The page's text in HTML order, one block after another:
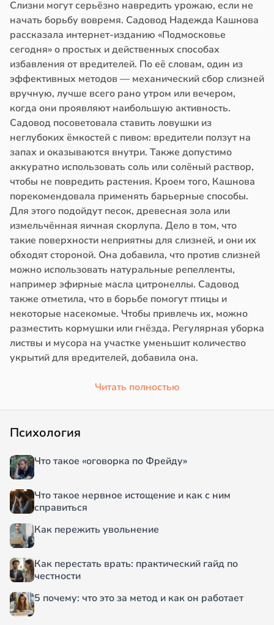
Слизни могут серьёзно навредить урожаю, если не
начать борьбу вовремя. Садовод Надежда Кашнова
рассказала интернет-изданию «Подмосковье
сегодня» о простых и действенных способах
избавления от вредителей. По её словам, один из
эффективных методов — механический сбор слизней
вручную, лучше всего рано утром или вечером,
когда они проявляют наибольшую активность.
Садовод посоветовала ставить ловушки из
неглубоких ёмкостей с пивом: вредители ползут на
запах и оказываются внутри. Также допустимо
аккуратно использовать соль или солёный раствор,
чтобы не повредить растения. Кроем того, Кашнова
порекомендовала применять барьерные способы.
Для этого подойдут песок, древесная зола или
измельчённая яичная скорлупа. Дело в том, что
такие поверхности неприятны для слизней, и они их
обходят стороной. Она добавила, что против слизней
можно использовать натуральные репелленты,
например эфирные масла цитронеллы. Садовод
также отметила, что в борьбе помогут птицы и
некоторые насекомые. Чтобы привлечь их, можно
разместить кормушки или гнёзда. Регулярная уборка
листвы и мусора на участке уменьшит количество
укрытий для вредителей, добавила она.
Читать полностью
Психология
Что такое «оговорка по Фрейду»
Что такое нервное истощение и как с ним
справиться
Как пережить увольнение
Как перестать врать: практический гайд по
честности
5 почему: что это за метод и как он работает